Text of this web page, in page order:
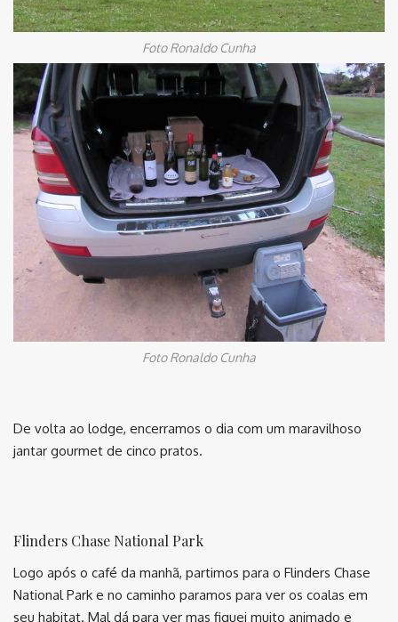
Foto Ronaldo Cunha
Foto Ronaldo Cunha
De volta ao lodge, encerramos o dia com um maravilhoso
jantar gourmet de cinco pratos.
Flinders Chase National Park
Logo após o café da manhã, partimos para o Flinders Chase
National Park e no caminho paramos para ver os coalas em
seu habitat. Mal dá para ver mas fiquei muito animado e